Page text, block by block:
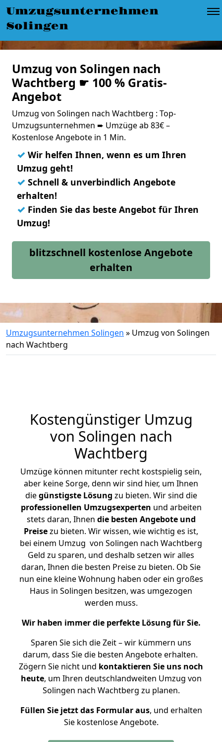
Umzugsunternehmen
Solingen
Umzug von Solingen nach
Wachtberg ☛ 100 % Gratis-
Angebot
Umzug von Solingen nach Wachtberg : Top-
Umzugsunternehmen ➨ Umzüge ab 83€ –
Kostenlose Angebote in 1 Min.
✓ Wir helfen Ihnen, wenn es um Ihren
Umzug geht!
✓ Schnell & unverbindlich Angebote
erhalten!
✓ Finden Sie das beste Angebot für Ihren
Umzug!
blitzschnell kostenlose Angebote
erhalten
Umzugsunternehmen Solingen » Umzug von Solingen
nach Wachtberg
Kostengünstiger Umzug
von Solingen nach
Wachtberg
Umzüge können mitunter recht kostspielig sein,
aber keine Sorge, denn wir sind hier, um Ihnen
diegünstigste Lösung zu bieten. Wir sind die
professionellen Umzugsexperten und arbeiten
stets daran, Ihnen die besten Angebote und
Preisezu bieten. Wir wissen, wie wichtig es ist,
bei einem Umzug von Solingen nach Wachtberg
Geld zu sparen, und deshalb setzen wir alles
daran, Ihnen die besten Preise zu bieten. Ob Sie
nun eine kleine Wohnung haben oder ein großes
Haus in Solingen besitzen, was umgezogen
werden muss.
Wir haben immer die perfekte Lösung für Sie.
Sparen Sie sich die Zeit – wir kümmern uns
darum, dass Sie die besten Angebote erhalten.
Zögern Sie nicht und kontaktieren Sie uns noch
heute, um Ihren deutschlandweiten Umzug von
Solingen nach Wachtberg zu planen.
Füllen Sie jetzt das Formular aus, und erhalten
Sie kostenlose Angebote.